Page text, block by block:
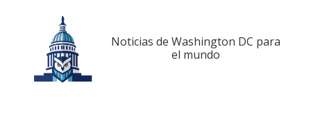
Noticias de Washington DC para
el mundo